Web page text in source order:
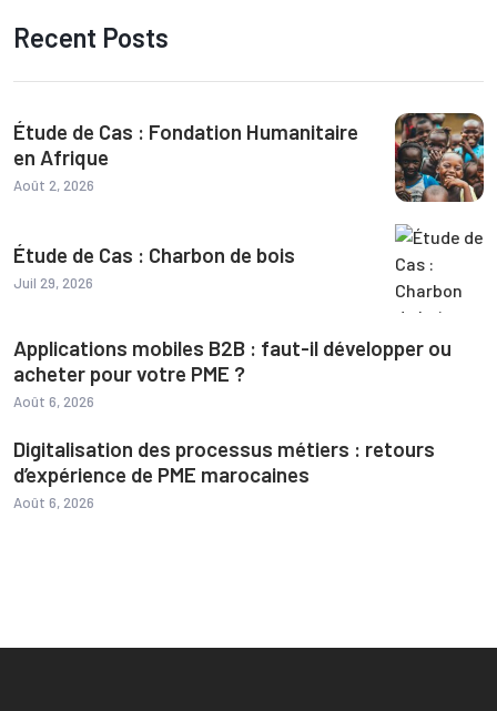
Recent Posts
Étude de Cas : Fondation Humanitaire
en Afrique
Août 2, 2026
Étude de Cas : Charbon de bois
Juil 29, 2026
Applications mobiles B2B : faut-il développer ou
acheter pour votre PME ?
Août 6, 2026
Digitalisation des processus métiers : retours
d’expérience de PME marocaines
Août 6, 2026